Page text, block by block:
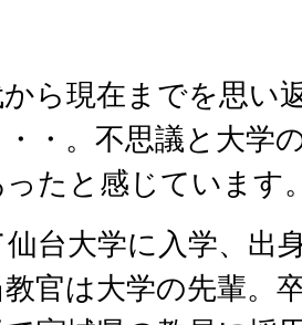
ら現在までを思い
・。不思議と大学
ったと感じています
台大学に入学、出
官は大学の先輩。